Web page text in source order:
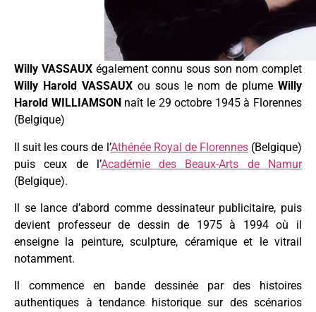
Willy VASSAUX également connu sous son nom complet
Willy Harold VASSAUX ou sous le nom de plume Willy
Harold WILLIAMSON naît le 29 octobre 1945 à Florennes
(Belgique)
Il suit les cours de l’Athénée Royal de Florennes(Belgique)
puis ceux de l’Académie des Beaux-Arts de Namur
(Belgique).
Il se lance d’abord comme dessinateur publicitaire, puis
devient professeur de dessin de 1975 à 1994 où il
enseigne la peinture, sculpture, céramique et le vitrail
notamment.
Il commence en bande dessinée par des histoires
authentiques à tendance historique sur des scénarios